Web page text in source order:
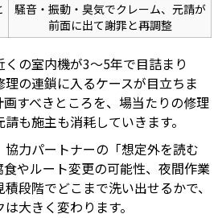
騒音・振動・臭気でクレーム、元請が
前面に出て謝罪と再調整
の室内機が3〜5年で目詰まり
の連鎖に入るケースが目立ちま
すべきところを、場当たりの修理
も施主も消耗していきます。
力パートナーの「想定外を読む
やルート変更の可能性、夜間作業
段階でどこまで洗い出せるかで、
大きく変わります。